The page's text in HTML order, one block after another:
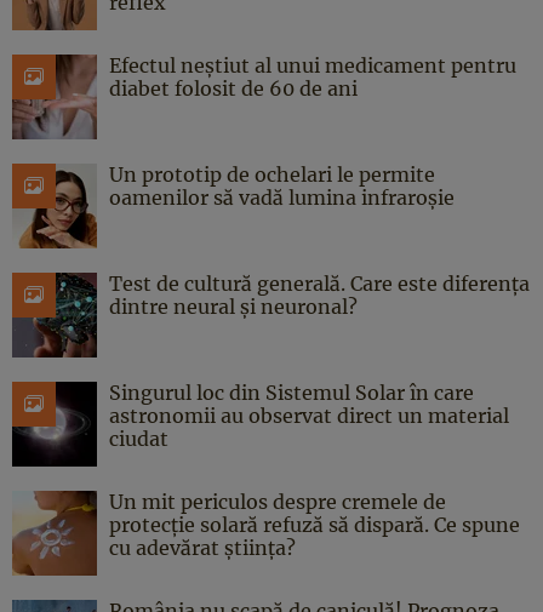
Efectul neștiut al unui medicament pentru
diabet folosit de 60 de ani
Un prototip de ochelari le permite
oamenilor să vadă lumina infraroșie
Test de cultură generală. Care este diferența
dintre neural și neuronal?
Singurul loc din Sistemul Solar în care
astronomii au observat direct un material
ciudat
Un mit periculos despre cremele de
protecție solară refuză să dispară. Ce spune
cu adevărat știința?